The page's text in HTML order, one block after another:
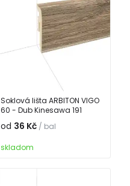
Soklová lišta ARBITON VIGO
60 - Dub Kinesawa 191
od 36 Kč / bal
skladom